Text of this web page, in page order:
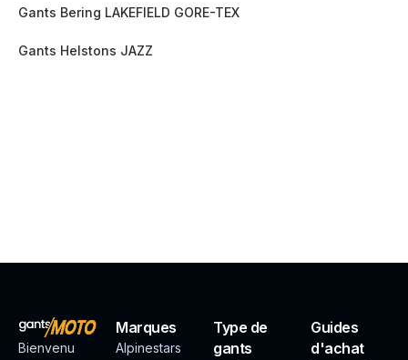
Gants Bering LAKEFIELD GORE-TEX
Gants Helstons JAZZ
Bienvenu
Marques
Alpinestars
Type de
gants
Guides
d'achat